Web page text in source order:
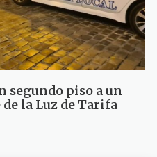
segundo piso a un
la Luz de Tarifa